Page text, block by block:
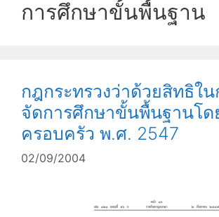
การศึกษาขั้นพื้นฐาน
กฎกระทรวงว่าด้วยสิทธิใน
จัดการศึกษาขั้นพื้นฐานโด
ครอบครัว พ.ศ. 2547
02/09/2004